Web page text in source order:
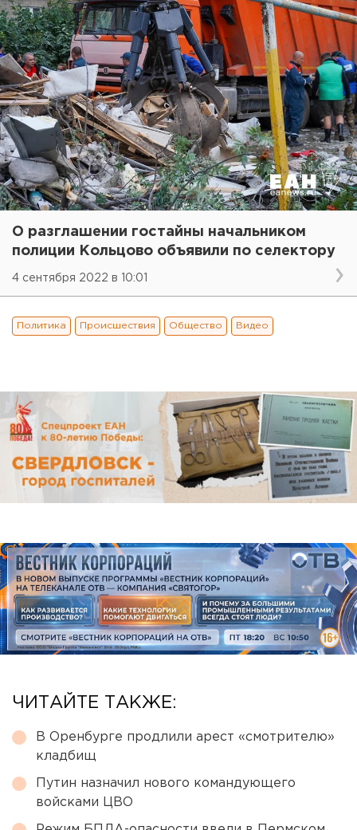
О разглашении гостайны начальником
полиции Кольцово объявили по селектору
4 сентября 2022 в 10:01
Политика Происшествия Общество Видео
ЧИТАЙТЕ ТАКЖЕ:
В Оренбурге продлили арест «смотрителю»
кладбищ
Путин назначил нового командующего
войсками ЦВО